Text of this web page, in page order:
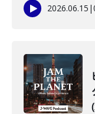
2026.06.15 |